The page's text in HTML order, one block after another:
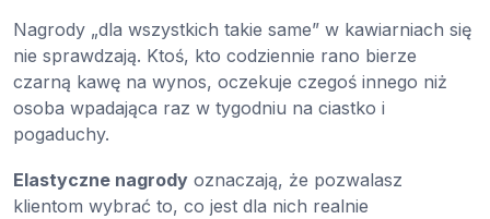
Nagrody „dla wszystkich takie same” w kawiarniach się
nie sprawdzają. Ktoś, kto codziennie rano bierze
czarną kawę na wynos, oczekuje czegoś innego niż
osoba wpadająca raz w tygodniu na ciastko i
pogaduchy.
Elastyczne nagrody oznaczają, że pozwalasz
klientom wybrać to, co jest dla nich realnie